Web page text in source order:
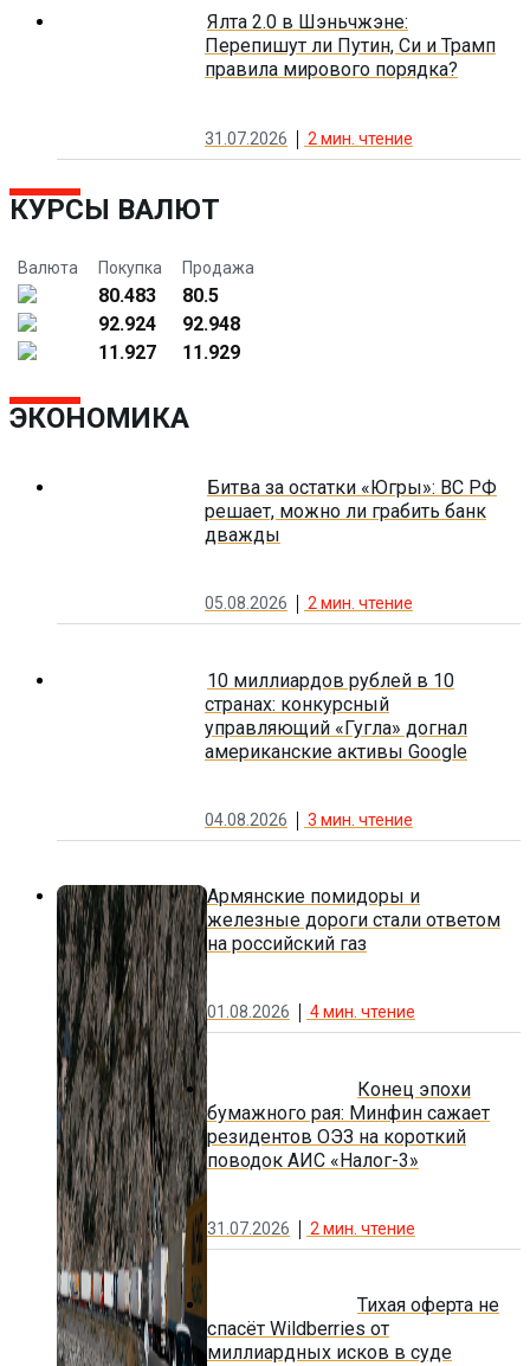
Ялта 2.0 в Шэньчжэне:
Перепишут ли Путин, Си и Трамп
правила мирового порядка?
31.07.2026 2 мин. чтение
КУРСЫ ВАЛЮТ
Валюта Покупка Продажа
80.483
80.5
92.924
92.948
11.927
11.929
ЭКОНОМИКА
Битва за остатки «Югры»: ВС РФ
решает, можно ли грабить банк
дважды
05.08.2026 2мин. чтение
10 миллиардов рублей в 10
странах: конкурсный
управляющий «Гугла» догнал
американские активы Google
04.08.2026 3 мин. чтение
Армянские помидоры и
железные дороги стали ответом
на российский газ
01.08.2026 4мин. чтение
Конец эпохи
бумажного рая: Минфин сажает
резидентов ОЭЗ на короткий
поводок АИС «Налог-3»
31.07.2026 2 мин. чтение
Тихая оферта не
спасёт Wildberries от
миллиардных исков в суде